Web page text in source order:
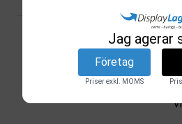
(exkl. moms)
Visa produkten
Jag agerar
Företag
Priser exkl. MOMS